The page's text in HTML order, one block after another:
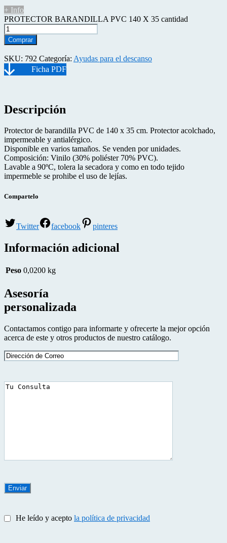
+ Info
PROTECTOR BARANDILLA PVC 140 X 35 cantidad
Comprar
SKU: 792 Categoría: Ayudas para el descanso
Descripción
Protector de barandilla PVC de 140 x 35 cm. Protector acolchado,
impermeable y antialérgico.
Disponible en varios tamaños. Se venden por unidades.
Composición: Vinilo (30% poliéster 70% PVC).
Lavable a 90ºC, tolera la secadora y como en todo tejido
impermeble se prohibe el uso de lejías.
Compartelo
Twitter facebook pinteres
Información adicional
Peso 0,0200 kg
Asesoría
personalizada
Contactamos contigo para informarte y ofrecerte la mejor opción
acerca de este y otros productos de nuestro catálogo.
He leído y acepto la política de privacidad